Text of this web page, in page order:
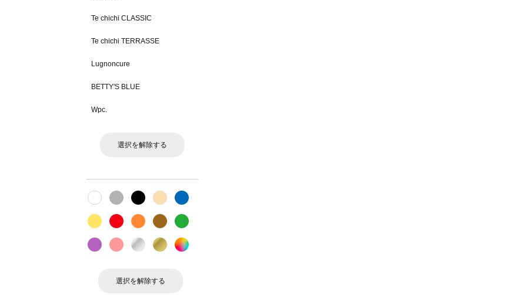
Te chichi CLASSIC
Te chichi TERRASSE
Lugnoncure
BETTY'S BLUE
Wpc.
選択を解除する
選択を解除する